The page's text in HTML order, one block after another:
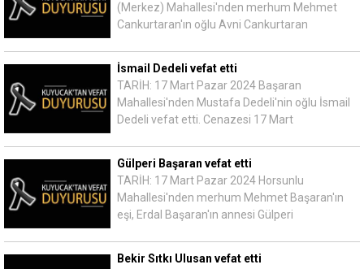
(Merkez) Mahallesi'nden merhum Mehmet
Cankurtaran'ın oğlu Avni Cankurtaran
İsmail Dedeli vefat etti
TARİH: 17 Mart Pazar 2024 Başaran
Mahallesi'nden Mustafa Dedeli'nin oğlu İsmail
Dedeli vefat etti. Cenazesi 17 Mart
Gülperi Başaran vefat etti
TARİH: 17 Mart Pazar 2024 Horsunlu
Mahallesi'nden merhum Mehmet Başaran'ın
eşi, Erdal Başaran'ın annesi Gülperi
Bekir Sıtkı Ulusan vefat etti